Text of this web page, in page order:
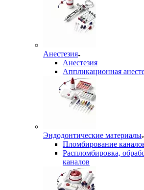
Анестезия
Анестезия
Аппликационная
Эндодонтические материалы
Пломбирование
Распломбировка,
каналов